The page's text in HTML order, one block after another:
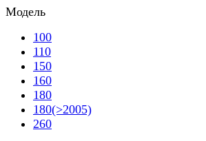
Модель
100
110
150
160
180
180(>2005)
260